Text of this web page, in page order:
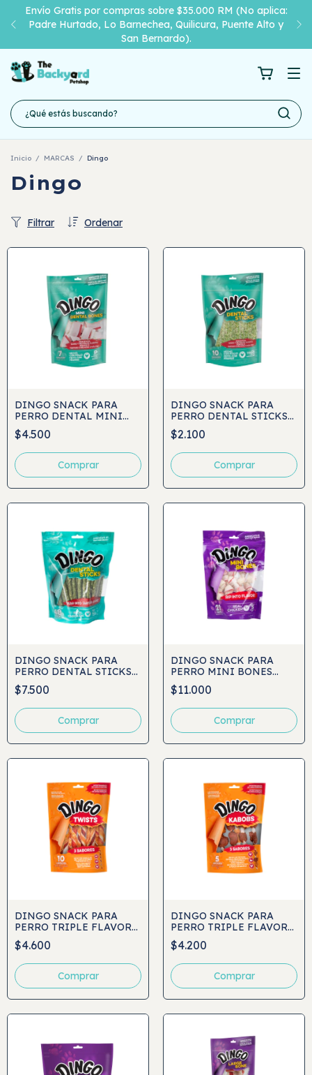
Envío Gratis por compras sobre $35.000 RM (No aplica:
Padre Hurtado, Lo Barnechea, Quilicura, Puente Alto y
San Bernardo).
Inicio / MARCAS / Dingo
Dingo
Ordenar
Filtrar
DINGO SNACK PARA
PERRO DENTAL MINI
BONES 7UND
$4.500
DINGO SNACK PARA
PERRO DENTAL STICKS
10UND
$2.100
DINGO SNACK PARA
PERRO DENTAL STICKS
48UND
$7.500
DINGO SNACK PARA
PERRO MINI BONES
VALUE PACK 21UND
$11.000
DINGO SNACK PARA
PERRO TRIPLE FLAVOR
TWISTS 10UND
$4.600
DINGO SNACK PARA
PERRO TRIPLE FLAVOR
KABOBS 5UND
$4.200